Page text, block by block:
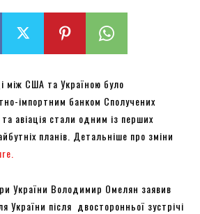
між США та Україною було
імпортним банком Сполучених
авіація стали одним із перших
планів. Детальніше про зміни
України Володимир Омелян заявив
України після двосторонньої зустрічі